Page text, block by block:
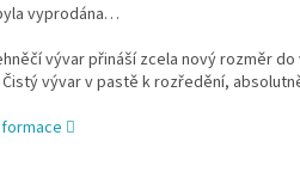
vyprodána…
vývar přináší zcela nový rozměr
vývar v pastě k rozředění,